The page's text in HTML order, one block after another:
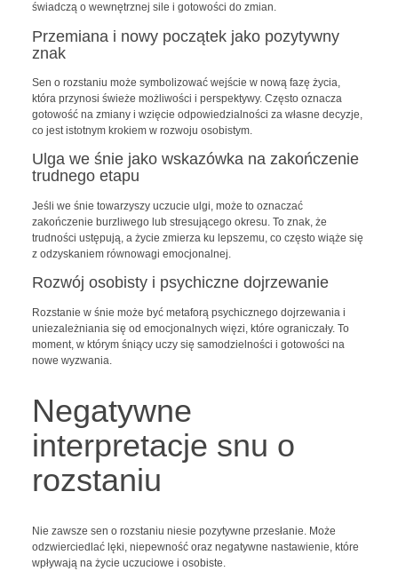
świadczą o wewnętrznej sile i gotowości do zmian.
Przemiana i nowy początek jako pozytywny
znak
Sen o rozstaniu może symbolizować wejście w nową fazę życia,
która przynosi świeże możliwości i perspektywy. Często oznacza
gotowość na zmiany i wzięcie odpowiedzialności za własne decyzje,
co jest istotnym krokiem w rozwoju osobistym.
Ulga we śnie jako wskazówka na zakończenie
trudnego etapu
Jeśli we śnie towarzyszy uczucie ulgi, może to oznaczać
zakończenie burzliwego lub stresującego okresu. To znak, że
trudności ustępują, a życie zmierza ku lepszemu, co często wiąże się
z odzyskaniem równowagi emocjonalnej.
Rozwój osobisty i psychiczne dojrzewanie
Rozstanie w śnie może być metaforą psychicznego dojrzewania i
uniezależniania się od emocjonalnych więzi, które ograniczały. To
moment, w którym śniący uczy się samodzielności i gotowości na
nowe wyzwania.
Negatywne
interpretacje snu o
rozstaniu
Nie zawsze sen o rozstaniu niesie pozytywne przesłanie. Może
odzwierciedlać lęki, niepewność oraz negatywne nastawienie, które
wpływają na życie uczuciowe i osobiste.